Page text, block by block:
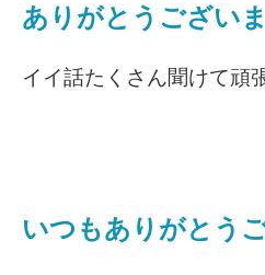
ありがとうございま
イイ話たくさん聞けて頑
いつもありがとう